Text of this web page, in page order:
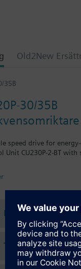
Old2New
35B
30/35B
speed drive for
Unit CU230P-2-BT
information
av BOP-2
Dokumentation
Teknisk